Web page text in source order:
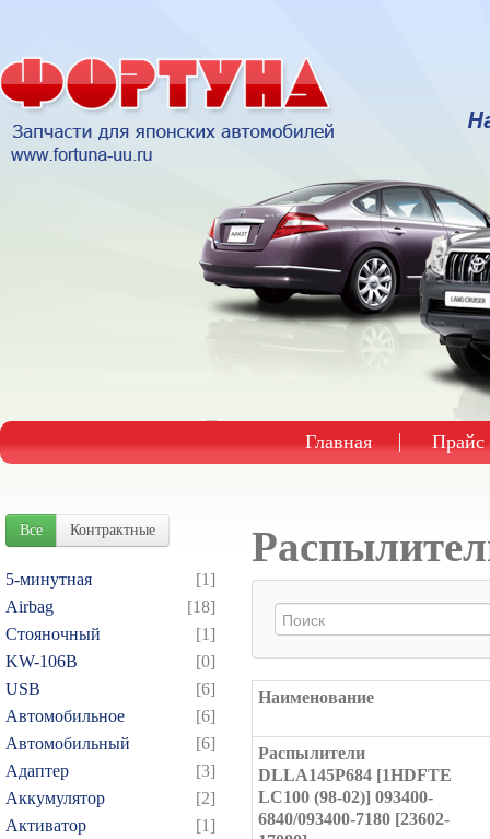
Главная Прайс
Все Контрактные
5-минутная
[1]
Airbag
[18]
Cтояночный
[1]
KW-106B
[0]
USB
[6]
Автомобильное
[6]
Автомобильный
[6]
Адаптер
[3]
Аккумулятор
[2]
Активатор
[1]
Наименование
Распылители
DLLA145P684 [1HDFTE
LC100 (98-02)] 093400-
6840/093400-7180 [23602-